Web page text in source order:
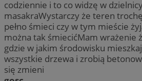
codziennie i to co widzę w
masakraWystarczy że teren
pełno śmieci czy w tym mieście
można tak śmiecićMam wrażenie
gdzie w jakim środowisku
wszystkie drzewa i zrobią
się zmieni